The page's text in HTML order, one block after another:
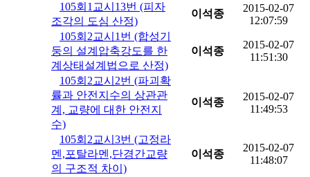
105회1교시13번 (피자
조각의 도심 산정)
이석종
2015-02-07
12:07:59
105회2교시1번 (합성기
둥의 설계압축강도를 한
계상태설계법으로 산정)
이석종
2015-02-07
11:51:30
105회2교시2번 (파괴확
률과 안전지수의 상관관
계, 교량에 대한 안전지
수)
이석종
2015-02-07
11:49:53
105회2교시3번 (고정라
멘,포탈라멘,단경간교량
의 구조적 차이)
이석종
2015-02-07
11:48:07